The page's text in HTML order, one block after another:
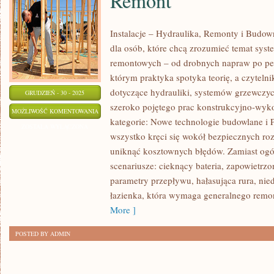
GRUDZIEŃ - 30 - 2025
MOŻLIWOŚĆ KOMENTOWANIA REMONT
Instalacje – Hydraulika, Remonty i
dla osób, które chcą zrozumieć temat
remontowych – od drobnych napraw po
którym praktyka spotyka teorię, a
dotyczące hydrauliki, systemów
szeroko pojętego prac konstrukcyjno-
kategorie: Nowe technologie budowlane i
wszystko kręci się wokół bezpiecznych
uniknąć kosztownych błędów. Zamiast
scenariusze: cieknący bateria,
parametry przepływu, hałasująca rura,
łazienka, która wymaga generalnego
More ]
POSTED BY ADMIN